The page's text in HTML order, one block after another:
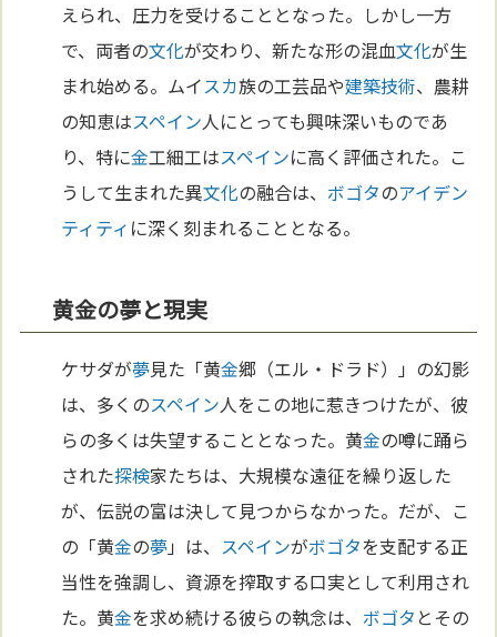
えられ、圧力を受けることとなった。しかし一方
で、両者の文化が交わり、新たな形の混血文化が生
まれ始める。ムイスカ族の工芸品や建築技術、農耕
の知恵はスペイン人にとっても興味深いものであ
り、特に金工細工はスペインに高く評価された。こ
うして生まれた異文化の融合は、 ボゴタのアイデン
ティティ に深く刻まれることとなる。
黄金の夢と現実
ケサダが夢見た「黄金郷（エル・ドラド）」の幻影
は、多くのスペイン人をこの地に惹きつけたが、彼
らの多くは失望することとなった。黄金の噂に踊ら
された探検家たちは、大規模な遠征を繰り返した
が、伝説の富は決して見つからなかった。だが、こ
の「黄金の夢」は、 スペインがボゴタを支配する正
当性を強調し、資源を搾取する口実として利用され
た。黄金を求め続ける彼らの執念は、 ボゴタ とその